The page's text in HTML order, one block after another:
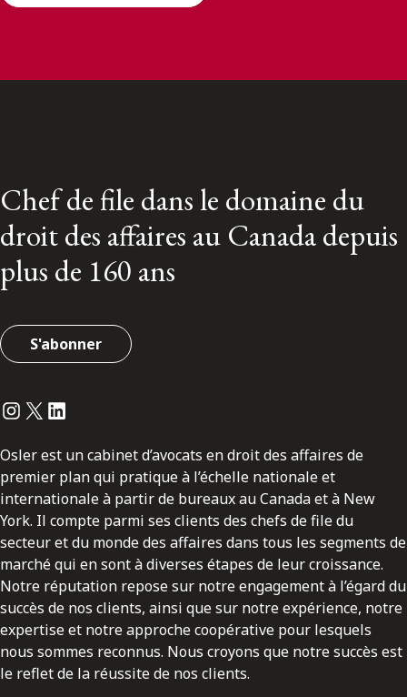
Chef de file dans le domaine du
droit des affaires au Canada depuis
plus de 160 ans
S'abonner
Instagram
Twitter
LinkedIn
Osler est un cabinet d’avocats en droit des affaires de
premier plan qui pratique à l’échelle nationale et
internationale à partir de bureaux au Canada et à New
York. Il compte parmi ses clients des chefs de file du
secteur et du monde des affaires dans tous les segments de
marché qui en sont à diverses étapes de leur croissance.
Notre réputation repose sur notre engagement à l’égard du
succès de nos clients, ainsi que sur notre expérience, notre
expertise et notre approche coopérative pour lesquels
nous sommes reconnus. Nous croyons que notre succès est
le reflet de la réussite de nos clients.